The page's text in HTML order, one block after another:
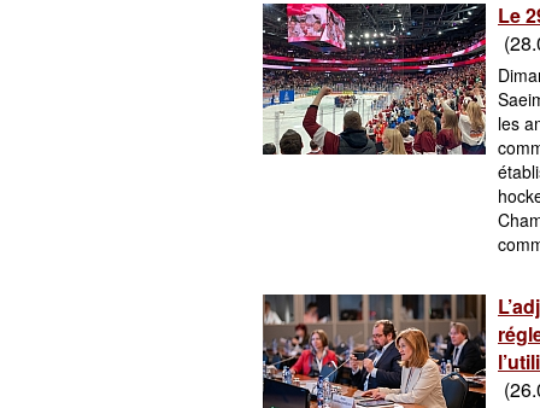
Le
les